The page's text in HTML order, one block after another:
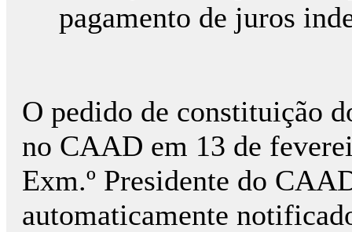
pagamento de juros
O pedido de constituição
no CAAD em 13 de
Exm.º Presidente do
automaticamente